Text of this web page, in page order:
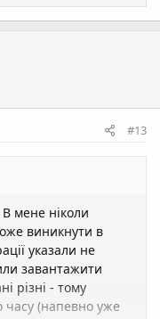
#13
мене ніколи
виникнути в
указали не
завантажити
різні - тому
часу (напевно уже